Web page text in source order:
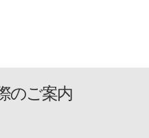
のご案内